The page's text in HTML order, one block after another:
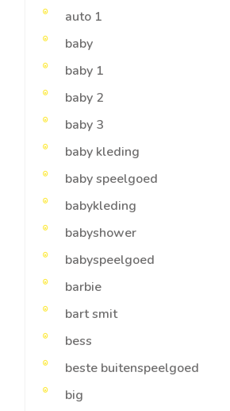
auto 1
baby
baby 1
baby 2
baby 3
baby kleding
baby speelgoed
babykleding
babyshower
babyspeelgoed
barbie
bart smit
bess
beste buitenspeelgoed
big